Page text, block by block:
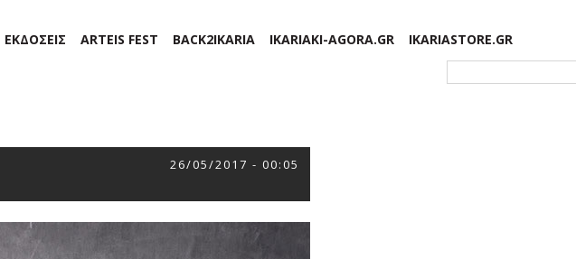
ΕΚΔΟΣΕΙΣ ARTEIS FEST BACK2IKARIA IKARIAKI-AGORA.GR
IKARIASTORE.GR
26/05/2017 - 00:05